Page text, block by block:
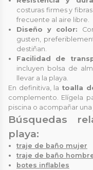
costuras firmes y
frecuente al aire libre.
Diseño y color:
gusten,
destiñan.
Facilidad de
incluyen bolsa de
llevar a la playa.
En definitiva, la toalla
complemento. Elígela
piscina o acompañar
Búsquedas
playa:
traje de baño mujer
traje de baño
botes inflables